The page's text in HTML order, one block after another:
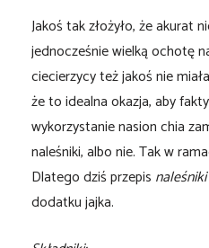
Jakoś tak złożyło, że akurat
jednocześnie wielką ochotę
ciecierzycy też jakoś nie
że to idealna okazja, aby
wykorzystanie nasion chia
naleśniki, albo nie. Tak w
Dlatego dziś przepis
dodatku jajka.